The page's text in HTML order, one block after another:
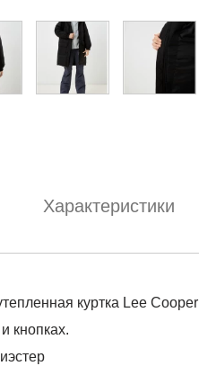
Характеристики
куртка Lee
кнопках.